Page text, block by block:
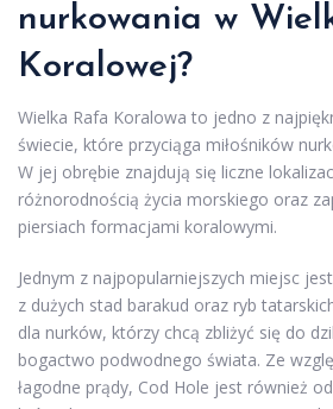
nurkowania w
Koralowej?
Wielka Rafa Koralowa to jedno z
świecie, które przyciąga miłośników
W jej obrębie znajdują się liczne
różnorodnością życia morskiego oraz
piersiach formacjami koralowymi.
Jednym z najpopularniejszych miejsc jest
z dużych stad barakud oraz ryb
dla nurków, którzy chcą zbliżyć się do
bogactwo podwodnego świata. Ze
łagodne prądy, Cod Hole jest również